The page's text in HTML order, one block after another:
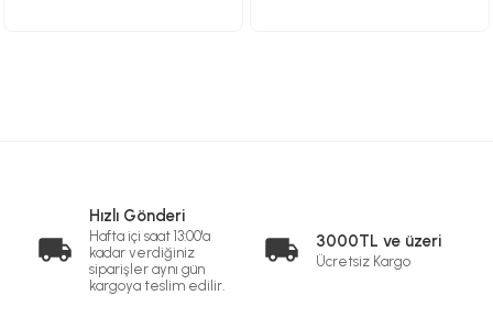
Hızlı Gönderi
Hafta içi saat 13:00'a
kadar verdiğiniz
siparişler aynı gün
kargoya teslim edilir.
3000TL ve üzeri
Ücretsiz Kargo